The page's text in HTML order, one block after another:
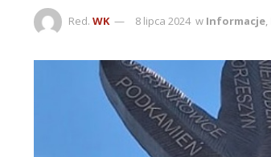
Red. WK 8 lipca 2024 w Informacje,